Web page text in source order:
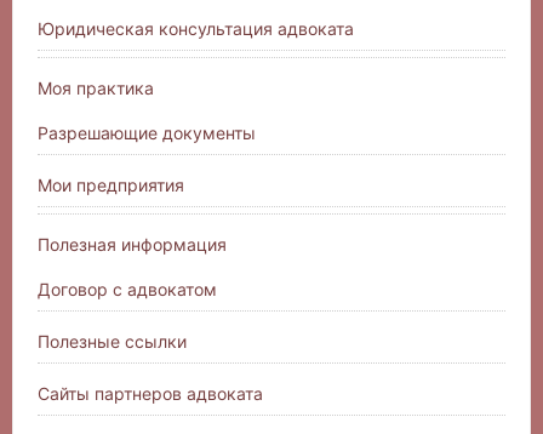
Юридическая консультация адвоката
Моя практика
Разрешающие документы
Мои предприятия
Полезная информация
Договор с адвокатом
Полезные ссылки
Сайты партнеров адвоката